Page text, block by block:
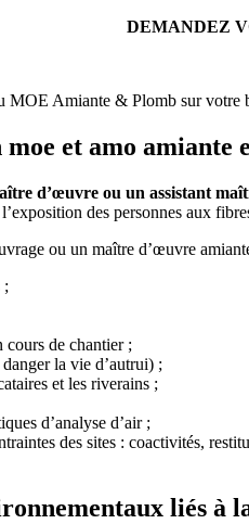
DEMANDEZ
Amiante & Plomb sur votre
et amo amiante
d’œuvre ou un assistant
des personnes aux
ou un maître d’œuvre
;
cours de chantier ;
la vie d’autrui) ;
et les riverains ;
d’analyse d’air ;
des sites : coactivités,
liés à